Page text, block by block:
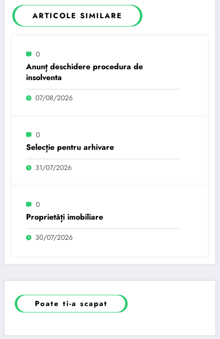
ARTICOLE SIMILARE
0
Anunț deschidere procedura de
insolventa
07/08/2026
0
Selecție pentru arhivare
31/07/2026
0
Proprietăți imobiliare
30/07/2026
Poate ti-a scapat